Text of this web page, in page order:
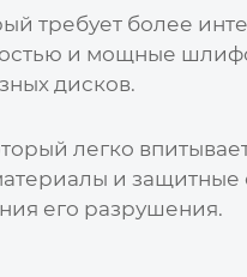
требует более
и мощные
дисков.
легко
и
его разрушения.